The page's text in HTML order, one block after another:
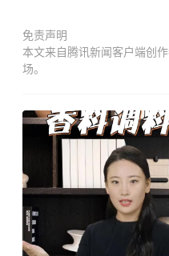
免责声明
本文来自腾讯新闻客户端创
场。